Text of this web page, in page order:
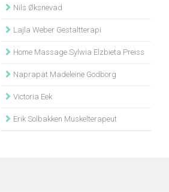
Nils Øksnevad
Lajla Weber Gestaltterapi
Home Massage Sylwia Elzbieta Preiss
Naprapat Madeleine Godborg
Victoria Eek
Erik Solbakken Muskelterapeut